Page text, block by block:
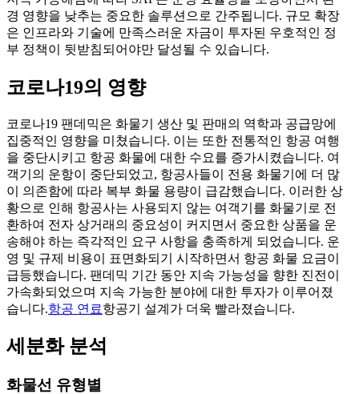
경 영향을 낮추는 중요한 솔루션으로 간주됩니다. 규모 확장
은 인프라와 기술에 만족스러운 자금이 투자된 우호적인 정
부 정책이 뒷받침되어야만 달성될 수 있습니다.
코로나19의 영향
코로나19 팬데믹은 화물기 생산 및 판매의 역학과 공급망에
집중적인 영향을 미쳤습니다. 이는 또한 전통적인 항공 여행
을 중단시키고 항공 화물에 대한 수요를 증가시켰습니다. 여
객기의 운항이 중단되었고, 항공사들이 전용 화물기에 더 많
이 의존함에 따라 복부 화물 용량이 급감했습니다. 이러한 상
황으로 인해 항공사는 사용되지 않는 여객기를 화물기로 전
환하여 전자 상거래의 중요성이 커지면서 중요한 상품을 운
송해야 하는 즉각적인 요구 사항을 충족하게 되었습니다. 운
영 및 규제 비용이 표면화되기 시작하면서 항공 화물 요금이
급등했습니다. 팬데믹 기간 동안 지속 가능성을 향한 진전이
가속화되었으며 지속 가능한 분야에 대한 투자가 이루어졌
습니다.항공 연료항공기 설계가 더욱 빨라졌습니다.
세분화 분석
화물선 유형별